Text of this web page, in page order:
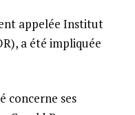
appelée Institut
a été impliquée
concerne ses